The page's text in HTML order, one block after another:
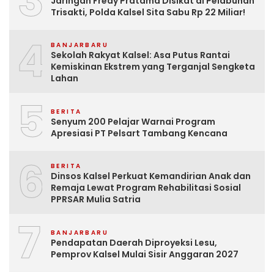
Trisakti, Polda Kalsel Sita Sabu Rp 22 Miliar!
4 BANJARBARU
Sekolah Rakyat Kalsel: Asa Putus Rantai
Kemiskinan Ekstrem yang Terganjal Sengketa
Lahan
5 BERITA
Senyum 200 Pelajar Warnai Program
Apresiasi PT Pelsart Tambang Kencana
6 BERITA
Dinsos Kalsel Perkuat Kemandirian Anak dan
Remaja Lewat Program Rehabilitasi Sosial
PPRSAR Mulia Satria
7 BANJARBARU
Pendapatan Daerah Diproyeksi Lesu,
Pemprov Kalsel Mulai Sisir Anggaran 2027